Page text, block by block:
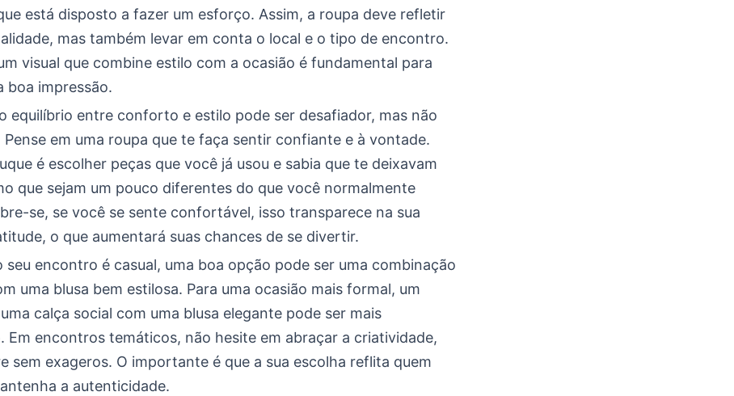
está disposto a fazer um esforço. Assim, a roupa deve refletir
mas também levar em conta o local e o tipo de encontro.
visual que combine estilo com a ocasião é fundamental para
boa impressão.
equilíbrio entre conforto e estilo pode ser desafiador, mas não
Pense em uma roupa que te faça sentir confiante e à vontade.
é escolher peças que você já usou e sabia que te deixavam
que sejam um pouco diferentes do que você normalmente
se, se você se sente confortável, isso transparece na sua
o que aumentará suas chances de se divertir.
seu encontro é casual, uma boa opção pode ser uma combinação
uma blusa bem estilosa. Para uma ocasião mais formal, um
calça social com uma blusa elegante pode ser mais
Em encontros temáticos, não hesite em abraçar a criatividade,
sem exageros. O importante é que a sua escolha reflita quem
a autenticidade.